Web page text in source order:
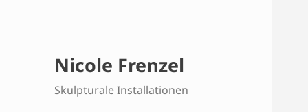
Nicole Frenzel
Skulpturale Installationen